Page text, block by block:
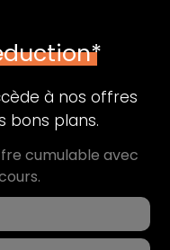
à nos offres
bons plans.
cumulable avec